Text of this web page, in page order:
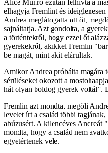
Alice Munro ezután felhívta a
elhagyja Fremlint és
Andrea meglátogatta ott őt,
sajnáltatja. Azt gondolta, a
a történtekről, hogy ezzel őt
gyerekekről, akikkel Fremlin
be magát, mint akit elárultak.
Amikor Andrea próbálta magára
sérüléseket okozott a
hát olyan boldog gyerek voltál”.
Fremlin azt mondta, megöli
levelet írt a család többi
abúzusért. A kilencéves Andreát
mondta, hogy a család nem
egyetértenek vele.